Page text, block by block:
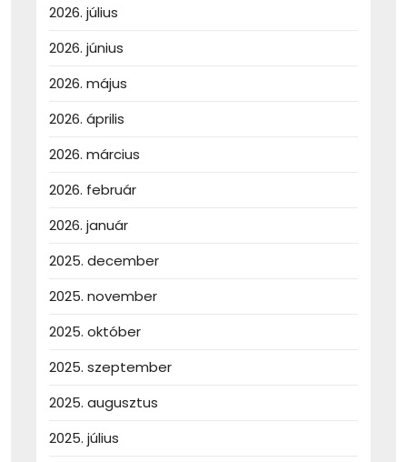
2026. július
2026. június
2026. május
2026. április
2026. március
2026. február
2026. január
2025. december
2025. november
2025. október
2025. szeptember
2025. augusztus
2025. július